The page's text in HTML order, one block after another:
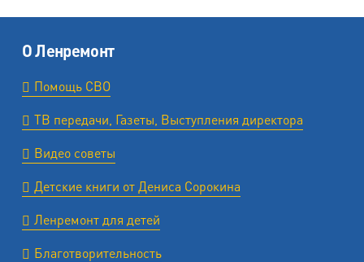
О Ленремонт
Помощь СВО
ТВ передачи, Газеты, Выступления директора
Видео советы
Детские книги от Дениса Сорокина
Ленремонт для детей
Благотворительность